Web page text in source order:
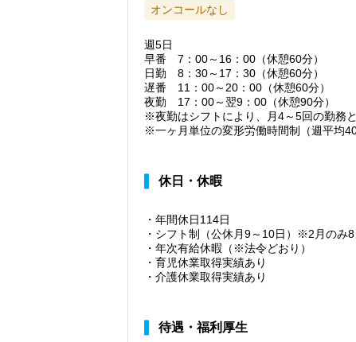
オンコールなし
週5日
早番 7：00～16：00（休憩60分）
日勤 8：30～17：30（休憩60分）
遅番 11：00～20：00（休憩60分）
夜勤 17：00～翌9：00（休憩90分）
※夜勤はシフトにより、月4～5回の勤務と
※一ヶ月単位の変形労働時間制（週平均40
休日・休暇
・年間休日114日
・シフト制（公休月9～10日）※2月のみ8
・年次有給休暇（※法令どおり）
・育児休業取得実績あり
・介護休業取得実績あり
待遇・福利厚生